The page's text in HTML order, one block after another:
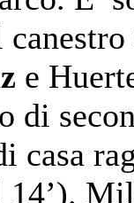
e
di
casa
14’).